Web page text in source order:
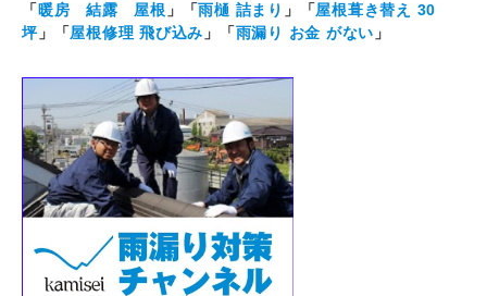
「暖房 結露 屋根 」「雨樋 詰まり 」「屋根葺き替え 30
坪」「屋根修理 飛び込み 」「雨漏り お金 がない 」